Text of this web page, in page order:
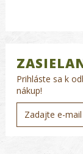
Prihláste sa k
nákup!